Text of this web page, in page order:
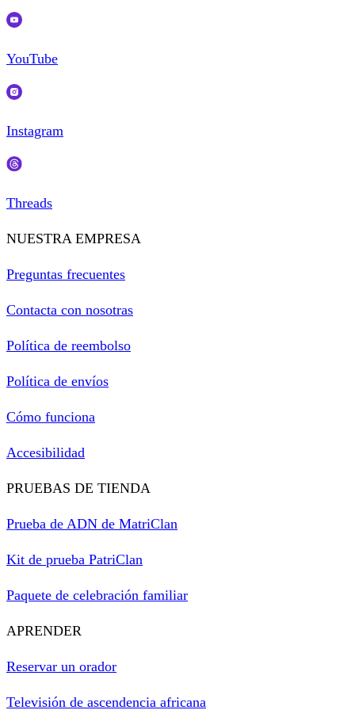
YouTube
Instagram
Threads
NUESTRA EMPRESA
Preguntas frecuentes
Contacta con nosotras
Política de reembolso
Política de envíos
Cómo funciona
Accesibilidad
PRUEBAS DE TIENDA
Prueba de ADN de MatriClan
Kit de prueba PatriClan
Paquete de celebración familiar
APRENDER
Reservar un orador
Televisión de ascendencia africana